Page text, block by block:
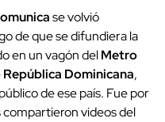
se volvió
de que se difundiera la
en un vagón delMetro
República Dominicana,
de ese país. Fue por
compartieron videos del